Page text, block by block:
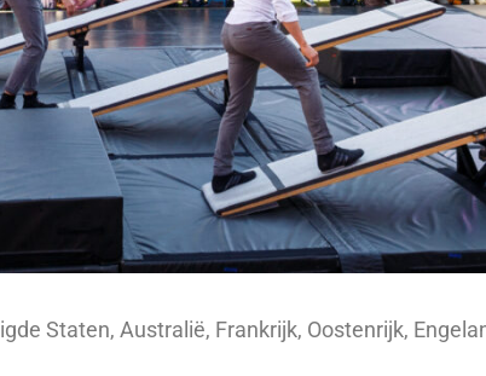
Staten, Australië, Frankrijk, Oostenrijk,